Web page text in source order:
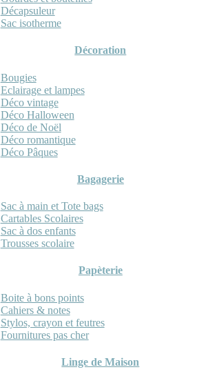
Décapsuleur
Sac isotherme
Décoration
Bougies
Eclairage et lampes
Déco vintage
Déco Halloween
Déco de Noël
Déco romantique
Déco Pâques
Bagagerie
Sac à main et Tote bags
Cartables Scolaires
Sac à dos enfants
Trousses scolaire
Papèterie
Boite à bons points
Cahiers & notes
Stylos, crayon et feutres
Fournitures pas cher
Linge de Maison